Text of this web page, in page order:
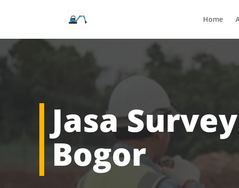
Home
Jasa
Bogor